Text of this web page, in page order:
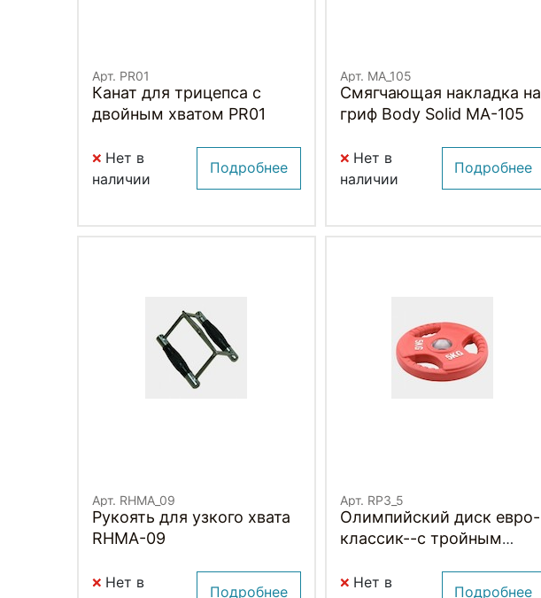
Арт. PR01
Канат для трицепса с
двойным хватом PR01
Нет в
наличии
Подробнее
Арт. MA_105
Смягчающая накладка на
гриф Body Solid MA-105
Нет в
наличии
Подробнее
Арт. RHMA_09
Рукоять для узкого хвата
RHMA-09
Нет в
Подробнее
Арт. RP3_5
Олимпийский диск евро-
классик--с тройным
Нет в
Подробнее